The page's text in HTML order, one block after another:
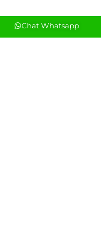
Chat Whatsapp